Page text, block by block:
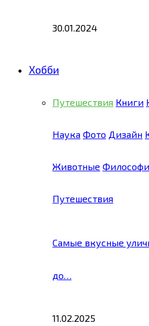
30.01.2024
Хобби
Путешествия Книги
Наука Фото Дизайн
Животные
Путешествия
Самые вкусные
до…
11.02.2025